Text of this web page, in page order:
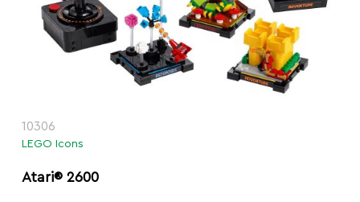
10306
LEGO Icons
Atari® 2600